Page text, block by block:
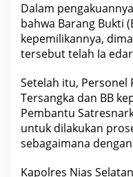
Dalam
bahwa Barang Bukti
kepemilikannya,
tersebut telah Ia
Setelah itu, Personel
Tersangka dan BB
Pembantu
untuk dilakukan
sebagaimana
Kapolres Nias